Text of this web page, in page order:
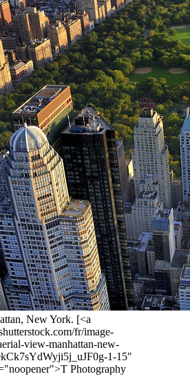
New York. [<a
fr/image-
view-manhattan-new-
1-15"
Photography